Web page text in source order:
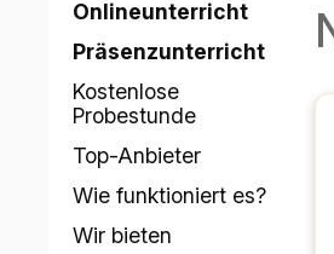
درس‌های آنلاین
کلاس‌های حضوری
درس آزمایشی رایگان
چگونه کار می‌کند؟